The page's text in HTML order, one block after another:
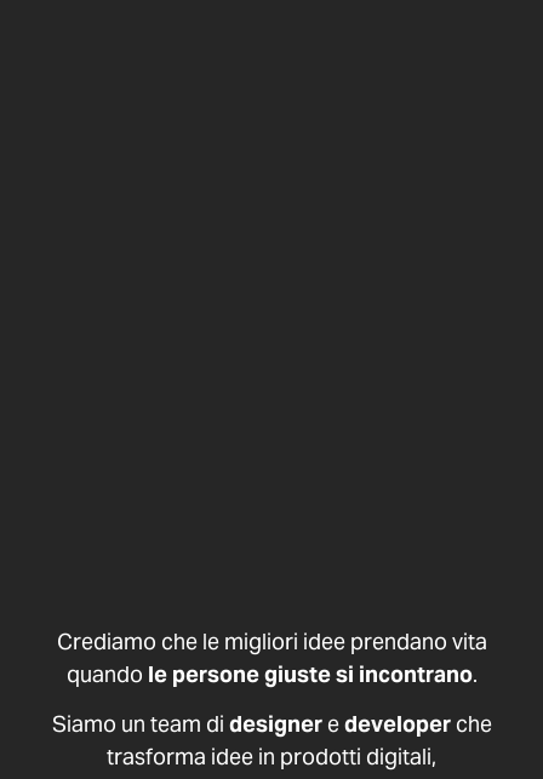
Crediamo che le migliori idee prendano vita
quando le persone giuste si incontrano.
Siamo un team di designeredeveloperche
trasforma idee in prodotti digitali,